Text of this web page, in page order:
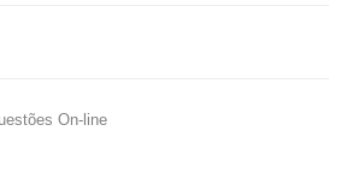
On-line